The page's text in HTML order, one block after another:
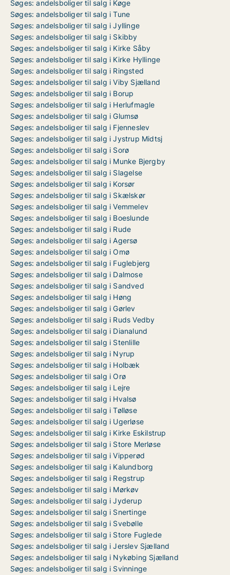
Søges: andelsboliger til salg i Køge
Søges: andelsboliger til salg i Tune
Søges: andelsboliger til salg i Jyllinge
Søges: andelsboliger til salg i Skibby
Søges: andelsboliger til salg i Kirke Såby
Søges: andelsboliger til salg i Kirke Hyllinge
Søges: andelsboliger til salg i Ringsted
Søges: andelsboliger til salg i Viby Sjælland
Søges: andelsboliger til salg i Borup
Søges: andelsboliger til salg i Herlufmagle
Søges: andelsboliger til salg i Glumsø
Søges: andelsboliger til salg i Fjenneslev
Søges: andelsboliger til salg i Jystrup Midtsj
Søges: andelsboliger til salg i Sorø
Søges: andelsboliger til salg i Munke Bjergby
Søges: andelsboliger til salg i Slagelse
Søges: andelsboliger til salg i Korsør
Søges: andelsboliger til salg i Skælskør
Søges: andelsboliger til salg i Vemmelev
Søges: andelsboliger til salg i Boeslunde
Søges: andelsboliger til salg i Rude
Søges: andelsboliger til salg i Agersø
Søges: andelsboliger til salg i Omø
Søges: andelsboliger til salg i Fuglebjerg
Søges: andelsboliger til salg i Dalmose
Søges: andelsboliger til salg i Sandved
Søges: andelsboliger til salg i Høng
Søges: andelsboliger til salg i Gørlev
Søges: andelsboliger til salg i Ruds Vedby
Søges: andelsboliger til salg i Dianalund
Søges: andelsboliger til salg i Stenlille
Søges: andelsboliger til salg i Nyrup
Søges: andelsboliger til salg i Holbæk
Søges: andelsboliger til salg i Orø
Søges: andelsboliger til salg i Lejre
Søges: andelsboliger til salg i Hvalsø
Søges: andelsboliger til salg i Tølløse
Søges: andelsboliger til salg i Ugerløse
Søges: andelsboliger til salg i Kirke Eskilstrup
Søges: andelsboliger til salg i Store Merløse
Søges: andelsboliger til salg i Vipperød
Søges: andelsboliger til salg i Kalundborg
Søges: andelsboliger til salg i Regstrup
Søges: andelsboliger til salg i Mørkøv
Søges: andelsboliger til salg i Jyderup
Søges: andelsboliger til salg i Snertinge
Søges: andelsboliger til salg i Svebølle
Søges: andelsboliger til salg i Store Fuglede
Søges: andelsboliger til salg i Jerslev Sjælland
Søges: andelsboliger til salg i Nykøbing Sjælland
Søges: andelsboliger til salg i Svinninge